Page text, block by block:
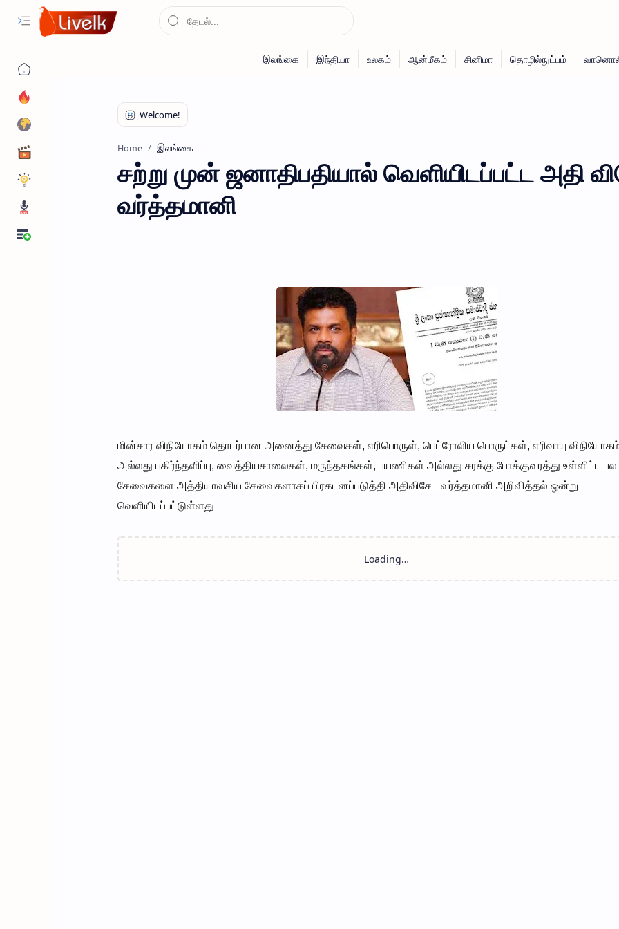
Home இலங்கை
சற்று முன் ஜனாதிபதியால் வெளியிடப்பட்ட அதி
வர்த்தமானி
மின்சார விநியோகம் தொடர்பான அனைத்து சேவைகள், எரிபொருள், பெட்ரோலிய பொருட்கள், எரிவாயு
அல்லது பகிர்ந்தளிப்பு, வைத்தியசாலைகள், மருந்தகங்கள், பயணிகள் அல்லது சரக்கு போக்குவரத்து உள்ளிட்ட பல
சேவைகளை அத்தியாவசிய சேவைகளாகப் பிரகடனப்படுத்தி அதிவிசேட வர்த்தமானி அறிவித்தல் ஒன்று
வெளியிடப்பட்டுள்ளது